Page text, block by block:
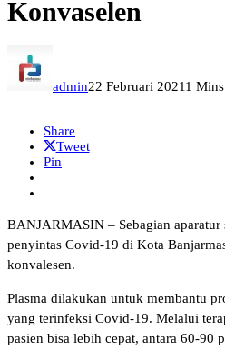
Konvaselen
admin22 Februari 20211
Share
Tweet
Pin
BANJARMASIN – Sebagian
penyintas Covid-19 di Kota
konvalesen.
Plasma dilakukan untuk membantu
yang terinfeksi Covid-19. Melalui
pasien bisa lebih cepat, antara 60-90